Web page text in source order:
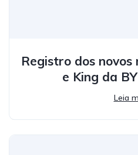
Registro dos novos
e King da
Leia